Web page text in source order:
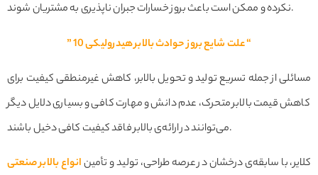
نکرده و ممکن است باعث بروز خسارات جبران ناپذیری به مشتریان شوند.
” 10 علت شایع بروز حوادث بالابر هیدرولیکی “
مسائلی از جمله تسریع تولید و تحویل بالابر، کاهش غیرمنطقی کیفیت برای
کاهش قیمت بالابر متحرک، عدم دانش و مهارت کافی و بسیاری دلایل دیگر
می‌توانند در ارائه‌ی بالابر فاقد کیفیت کافی دخیل باشند.
کلایر، با سابقه‌ی درخشان در عرصه طراحی، تولید و تأمینانواع بالابر صنعتی